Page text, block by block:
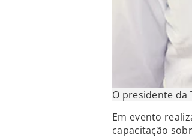
O presidente da
Em evento
capacitação